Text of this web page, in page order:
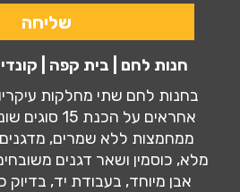
חנות לחם | בית קפה |
בחנות לחם שתי מחלקות
אחראים על
ממחמצות ללא שמרים,
מלא, כוסמין ושאר דגנים
אבן מיוחד, בעבודת יד,